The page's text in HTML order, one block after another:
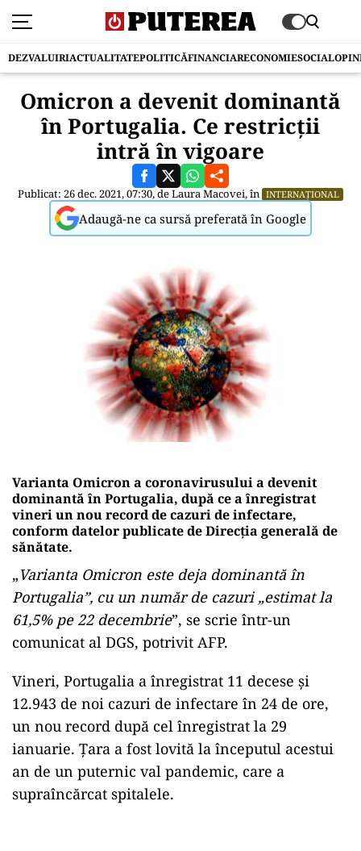
DEZVALUIRIACTUALITATEPOLITICĂFINANCIARECONOMIESOCIAL
Omicron a devenit dominantă
în Portugalia. Ce restricții
intră în vigoare
Publicat: 26 dec. 2021, 07:30, deLaura Macovei, în INTERNAȚIONAL
Adaugă-ne ca sursă preferată în Google
Varianta Omicron a coronavirusului a devenit
dominantă în Portugalia, după ce a înregistrat
vineri un nou record de cazuri de infectare,
conform datelor publicate de Direcţia generală de
sănătate.
„Varianta Omicron este deja dominantă în
Portugalia”, cu un număr de cazuri „estimat la
61,5% pe 22 decembrie”, se scrie într-un
comunicat al DGS, potrivit AFP.
Vineri, Portugalia a înregistrat 11 decese şi
12.943 de noi cazuri de infectare în 24 de ore,
un nou record după cel înregistrat la 29
ianuarie. Ţara a fost lovită la începutul acestui
an de un puternic val pandemic, care a
supraîncărcat spitalele.